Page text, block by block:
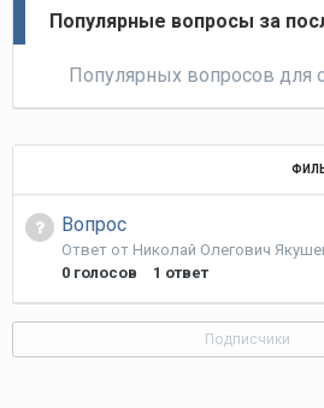
Популярные вопросы за
Популярных вопросов для
Вопрос
Ответ от Николай Олегович
0 голосов 1 ответ
Подписчики